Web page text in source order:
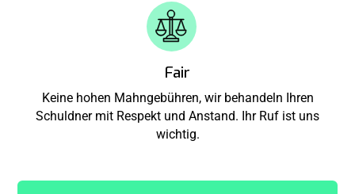
Fair
Keine hohen Mahngebühren, wir behandeln Ihren
Schuldner mit Respekt und Anstand. Ihr Ruf ist uns
wichtig.